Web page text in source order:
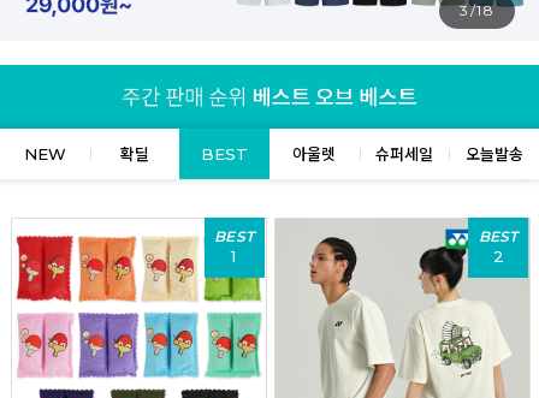
4/18
NEW 확딜 BEST 아울렛 슈퍼세일 오늘발송
BEST
1
BEST
2